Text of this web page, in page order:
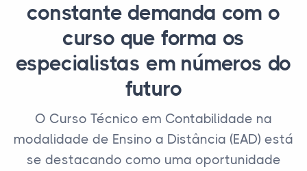
constante demanda com o
curso que forma os
especialistas em números do
futuro
O Curso Técnico em Contabilidade na
modalidade de Ensino a Distância (EAD) está
se destacando como uma oportunidade